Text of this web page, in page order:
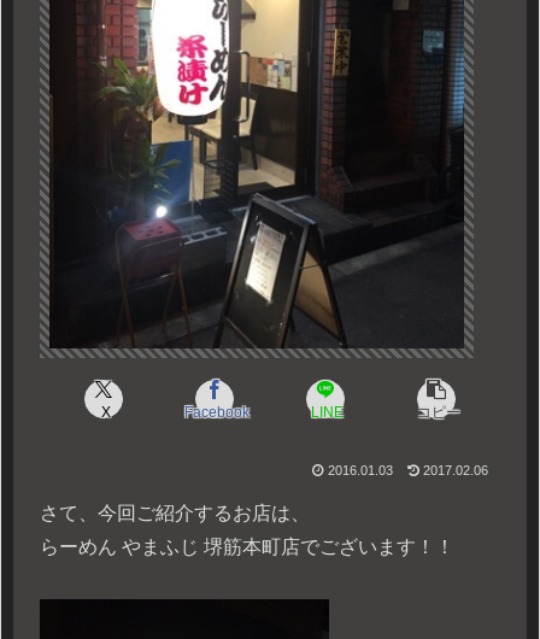
X Facebook LINE コピー
2016.01.03 2017.02.06
さて、今回ご紹介するお店は、
らーめん やまふじ 堺筋本町店でございます！！